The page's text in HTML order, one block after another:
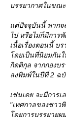
บรรยากาศในขณ
ต่ปัจจุบันนี้ หากจะ
ไป หรือไม่ก็มีการ
เนื้อเรื่องตอนนี้ บ
ดยเป็นที่นิยมกันใ
กิตติกุล จากกองบ
ลงพิมพ์ในปีที่ 2 ฉ
เช่นเคย จะมีการ
"เทศกาลของชาว
ดยการบรรยายผ